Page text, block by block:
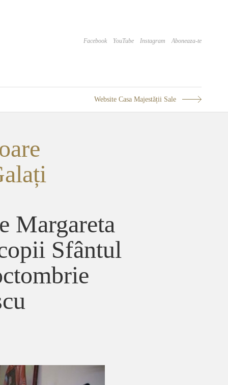
Facebook YouTube Instagram Aboneaza-te
Website Casa Majestății Sale
Margareta
Sfântul